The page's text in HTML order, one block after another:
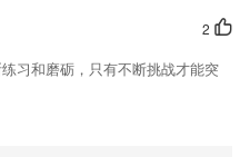
2
习和磨砺，只有不断挑战才能突